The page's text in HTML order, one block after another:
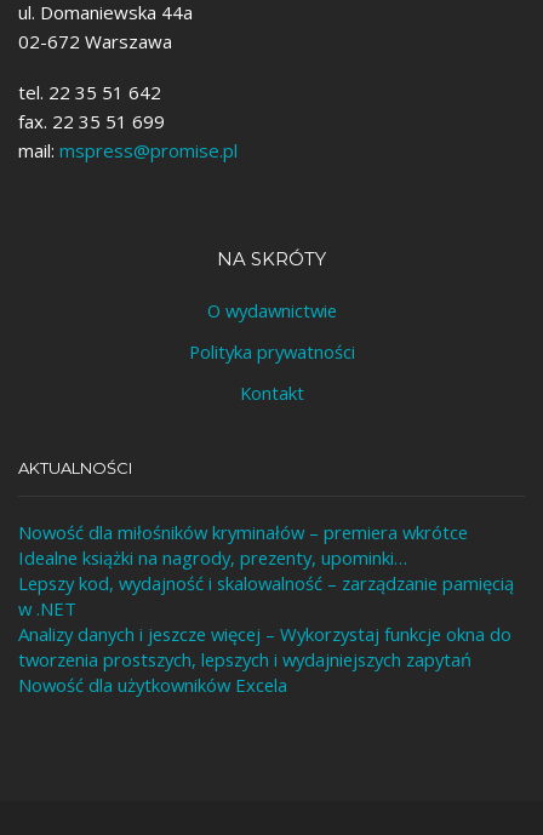
ul. Domaniewska 44a
02-672 Warszawa
tel. 22 35 51 642
fax. 22 35 51 699
mail: mspress@promise.pl
NA SKRÓTY
O wydawnictwie
Polityka prywatności
Kontakt
AKTUALNOŚCI
Nowość dla miłośników kryminałów – premiera wkrótce
Idealne książki na nagrody, prezenty, upominki…
Lepszy kod, wydajność i skalowalność – zarządzanie pamięcią
w .NET
Analizy danych i jeszcze więcej – Wykorzystaj funkcje okna do
tworzenia prostszych, lepszych i wydajniejszych zapytań
Nowość dla użytkowników Excela